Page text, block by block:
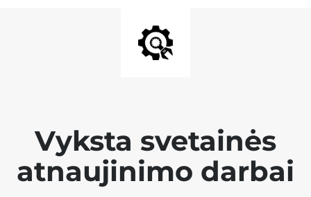
Vyksta svetainės
atnaujinimo darbai